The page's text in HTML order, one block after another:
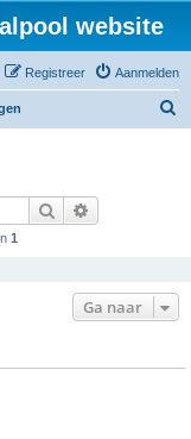
website
Aanmelden
Registreer
Zoek
1
Ga naar